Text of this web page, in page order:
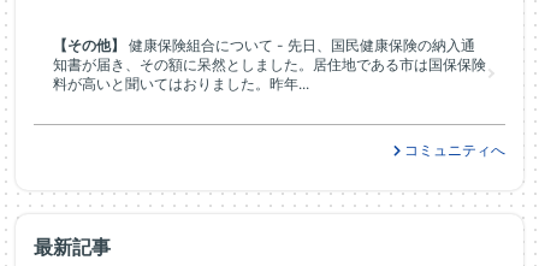
最新記事
【その他】
健康保険組合について - 先日、国民健康保険の納入通
知書が届き、その額に呆然としました。居住地である市は国保保険
料が高いと聞いてはおりました。昨年...
コミュニティへ